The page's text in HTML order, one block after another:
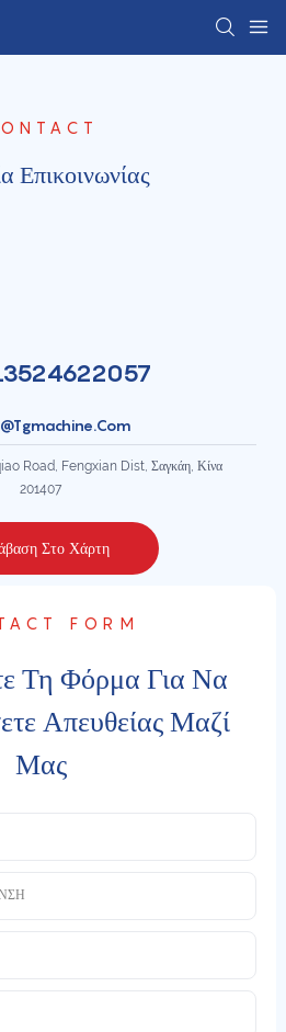
Επικοινωνίας
Road, Fengxian Dist, Σαγκάη, Κίνα
201407
Στο Χάρτη
FORM
Τη Φόρμα Για Να
Απευθείας Μαζί
Μας